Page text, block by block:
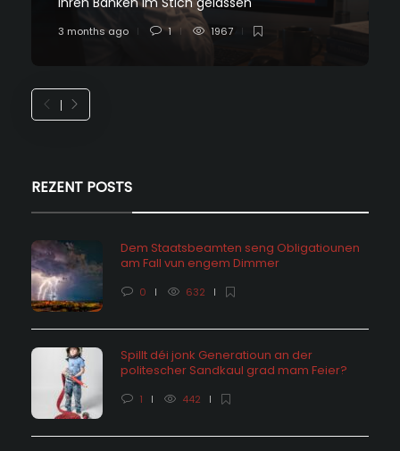
3 months ago 1 1967
REZENT POSTS
Dem Staatsbeamten seng Obligatiounen
am Fall vun engem Dimmer
0 632
Spillt déi jonk Generatioun an der
politescher Sandkaul grad mam Feier?
1 442